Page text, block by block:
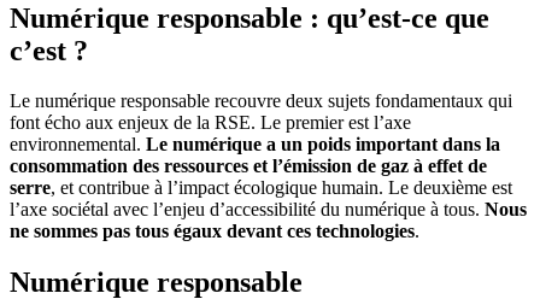
Numérique responsable : qu’est-ce que
c’est ?
Le numérique responsable recouvre deux sujets fondamentaux qui
font écho aux enjeux de la RSE. Le premier est l’axe
environnemental. Le numérique a un poids important dans la
consommation des ressources et l’émission de gaz à effet de
serre, et contribue à l’impact écologique humain. Le deuxième est
l’axe sociétal avec l’enjeu d’accessibilité du numérique à tous. Nous
ne sommes pas tous égaux devant ces technologies.
Numérique responsable